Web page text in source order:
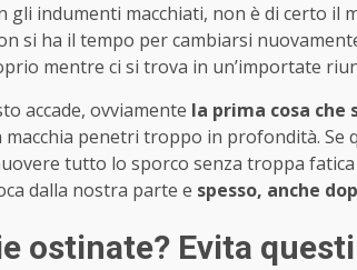
gli indumenti macchiati, non è di certo il
si ha il tempo per cambiarsi
mentre ci si trova in un’importate
accade, ovviamente la prima cosa
macchia penetri troppo in profondità. Se
tutto lo sporco senza troppa
dalla nostra parte e spesso, anche
ostinate? Evita